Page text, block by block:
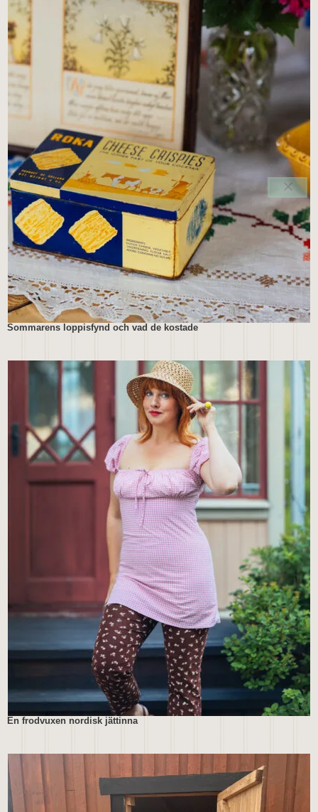
Sommarens loppisfynd och vad de kostade
En frodvuxen nordisk jättinna